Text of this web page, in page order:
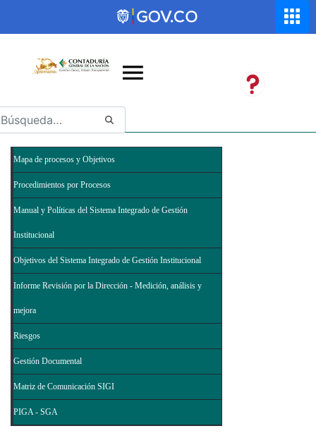
Saltar al contenido principal
Abrir menú de accesibilidad
Mapa de procesos y Objetivos
Procedimientos por Procesos
Manual y Políticas del Sistema Integrado de Gestión
Institucional
Objetivos del Sistema Integrado de Gestión Institucional
Informe Revisión por la Dirección - Medición, análisis y
mejora
Riesgos
Gestión Documental
Matriz de Comunicación SIGI
PIGA - SGA